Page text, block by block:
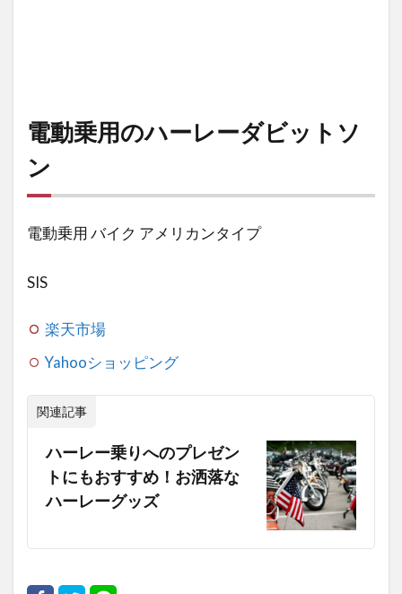
電動乗用のハーレーダビットソ
ン
電動乗用 バイク アメリカンタイプ
SIS
楽天市場
Yahooショッピング
関連記事
ハーレー乗りへのプレゼン
トにもおすすめ！お洒落な
ハーレーグッズ